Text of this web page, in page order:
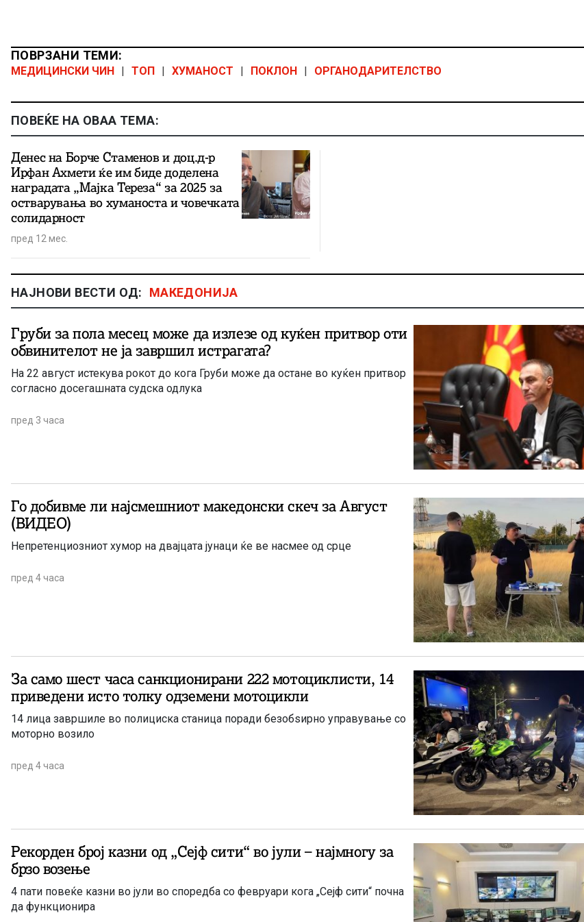
ПОВРЗАНИ ТЕМИ:
МЕДИЦИНСКИ ЧИН | ТОП | ХУМАНОСТ | ПОКЛОН | ОРГАНОДАРИТЕЛСТВО
ПОВЕЌЕ НА ОВАА ТЕМА:
Денес на Борче Стаменов и доц.д-р
Ирфан Ахмети ќе им биде доделена
наградата „Мајка Тереза“ за 2025 за
остварувања во хуманоста и човечката
солидарност
пред 12 мес.
НАЈНОВИ ВЕСТИ ОД: МАКЕДОНИЈА
Груби за пола месец може да излезе од куќен притвор оти
обвинителот не ја завршил истрагата?
На 22 август истекува рокот до кога Груби може да остане во куќен притвор
согласно досегашната судска одлука
пред 3 часа
Го добивме ли најсмешниот македонски скеч за Август
(ВИДЕО)
Непретенциозниот хумор на двајцата јунаци ќе ве насмее од срце
пред 4 часа
За само шест часа санкционирани 222 мотоциклисти, 14
приведени исто толку одземени мотоцикли
14 лица завршиле во полициска станица поради безобѕирно управување со
моторно возило
пред 4 часа
Рекорден број казни од „Сејф сити“ во јули – најмногу за
брзо возење
4 пати повеќе казни во јули во споредба со февруари кога „Сејф сити“ почна
да функционира